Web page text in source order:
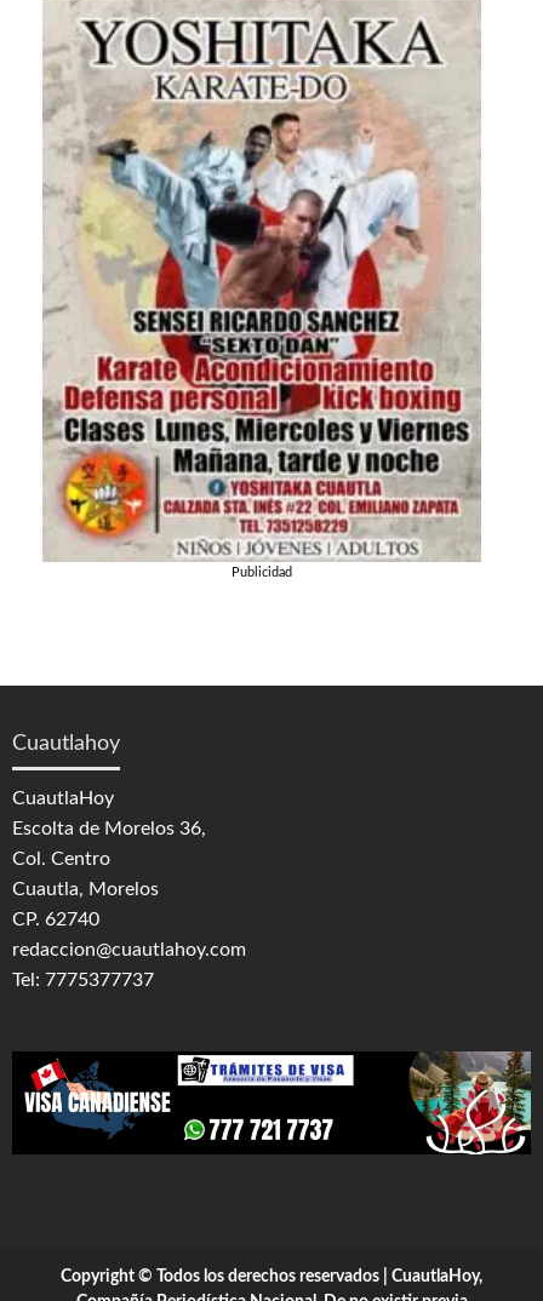
Publicidad
Cuautlahoy
CuautlaHoy
Escolta de Morelos 36,
Col. Centro
Cuautla, Morelos
CP. 62740
redaccion@cuautlahoy.com
Tel: 7775377737
Copyright © Todos los derechos reservados | CuautlaHoy,